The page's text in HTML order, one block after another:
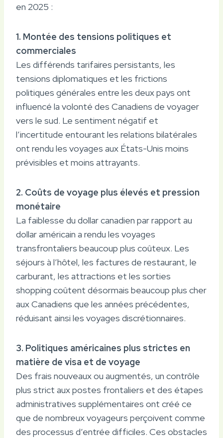
en 2025 :
1. Montée des tensions politiques et
commerciales
Les différends tarifaires persistants, les
tensions diplomatiques et les frictions
politiques générales entre les deux pays ont
influencé la volonté des Canadiens de voyager
vers le sud. Le sentiment négatif et
l’incertitude entourant les relations bilatérales
ont rendu les voyages aux États-Unis moins
prévisibles et moins attrayants.
2. Coûts de voyage plus élevés et pression
monétaire
La faiblesse du dollar canadien par rapport au
dollar américain a rendu les voyages
transfrontaliers beaucoup plus coûteux. Les
séjours à l’hôtel, les factures de restaurant, le
carburant, les attractions et les sorties
shopping coûtent désormais beaucoup plus cher
aux Canadiens que les années précédentes,
réduisant ainsi les voyages discrétionnaires.
3. Politiques américaines plus strictes en
matière de visa et de voyage
Des frais nouveaux ou augmentés, un contrôle
plus strict aux postes frontaliers et des étapes
administratives supplémentaires ont créé ce
que de nombreux voyageurs perçoivent comme
des processus d’entrée difficiles. Ces obstacles